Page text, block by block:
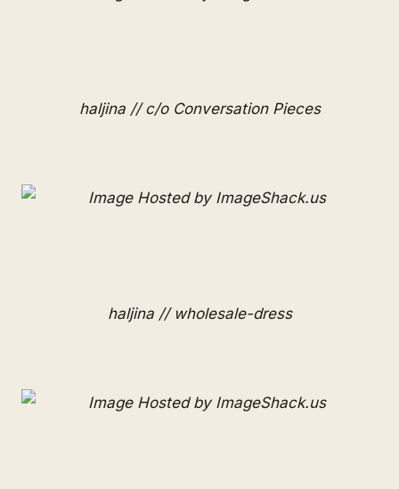
haljina // c/o Conversation Pieces
haljina // wholesale-dress